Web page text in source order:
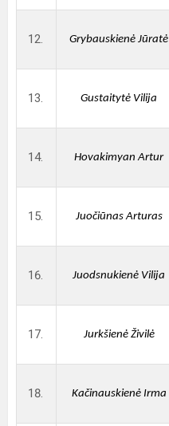
Grybauskienė Jūratė
Gustaitytė Vilija
Hovakimyan Artur
Juočiūnas Arturas
Juodsnukienė Vilija
Jurkšienė Živilė
Kačinauskienė Irma